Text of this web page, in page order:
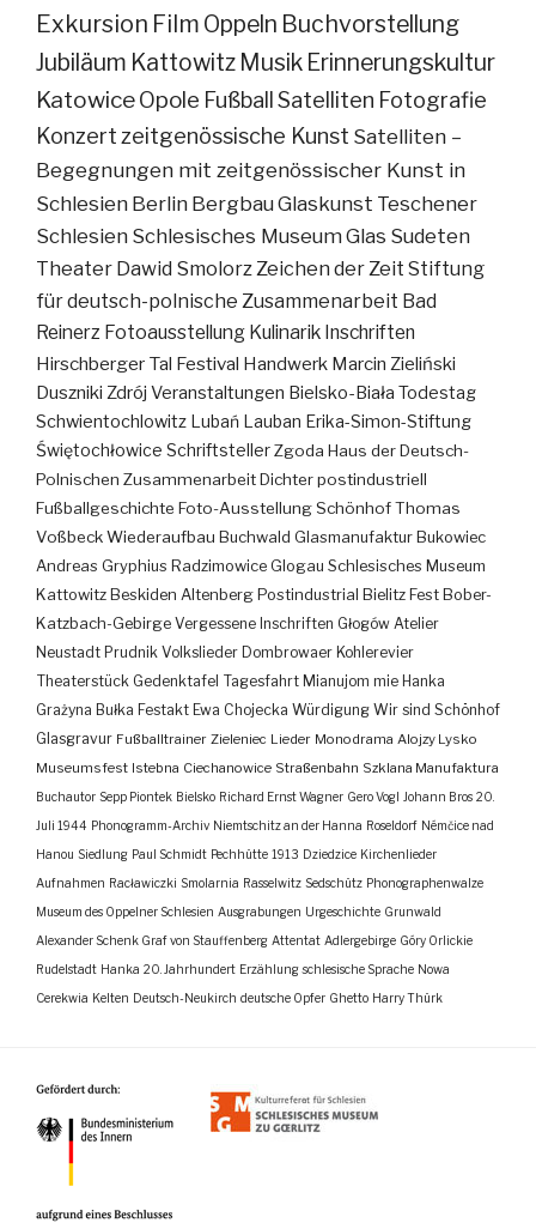
Exkursion Film Oppeln Buchvorstellung
Jubiläum Kattowitz Musik Erinnerungskultur
KatowiceOpole FußballSatelliten Fotografie
Konzertzeitgenössische Kunst Satelliten –
Begegnungen mit zeitgenössischer Kunst in
Schlesien Berlin BergbauGlaskunst Teschener
Schlesien Schlesisches MuseumGlas Sudeten
Theater Dawid Smolorz Zeichen der Zeit Stiftung
für deutsch-polnische Zusammenarbeit Bad
Reinerz Fotoausstellung Kulinarik Inschriften
Hirschberger Tal Festival Handwerk Marcin Zieliński
Duszniki Zdrój Veranstaltungen Bielsko-Biała Todestag
Schwientochlowitz
Lubań Lauban Erika-Simon-Stiftung
Świętochłowice SchriftstellerZgoda Haus der Deutsch-
Polnischen ZusammenarbeitDichterpostindustriell
Fußballgeschichte Foto-AusstellungSchönhofThomas
VoßbeckWiederaufbau Buchwald Glasmanufaktur Bukowiec
Andreas Gryphius Radzimowice Glogau Schlesisches Museum
Kattowitz Beskiden Altenberg Postindustrial Bielitz Fest Bober-
Katzbach-Gebirge Vergessene Inschriften Głogów Atelier
Neustadt Prudnik Volkslieder Dombrowaer Kohlerevier
Theaterstück Gedenktafel Tagesfahrt Mianujom mie Hanka
Grażyna Bułka Festakt Ewa Chojecka Würdigung Wir sind Schönhof
Glasgravur Fußballtrainer Zieleniec Lieder Monodrama Alojzy Lysko
Museumsfest Istebna Ciechanowice Straßenbahn Szklana Manufaktura
Buchautor Sepp Piontek Bielsko Richard Ernst Wagner Gero Vogl Johann Bros 20.
Juli 1944 Phonogramm-Archiv Niemtschitz an der Hanna Roseldorf Némčice nad
Hanou Siedlung Paul Schmidt Pechhütte 1913 Dziedzice Kirchenlieder
Aufnahmen Racławiczki Smolarnia Rasselwitz Sedschütz Phonographenwalze
Museum des Oppelner Schlesien Ausgrabungen Urgeschichte Grunwald
Alexander Schenk Graf von Stauffenberg Attentat Adlergebirge Góry Orlickie
Rudelstadt Hanka 20. Jahrhundert Erzählung schlesische Sprache Nowa
Cerekwia Kelten Deutsch-Neukirch deutsche Opfer Ghetto Harry Thürk